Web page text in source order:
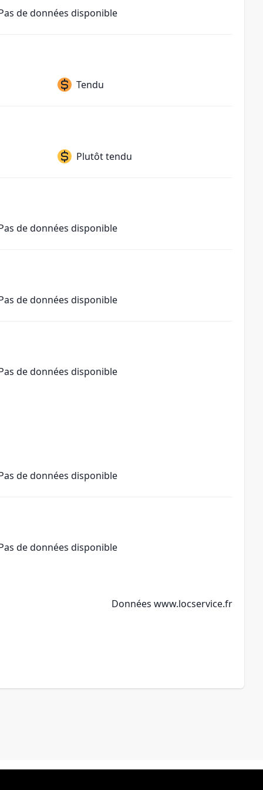
de données disponible
Tendu
Plutôt tendu
de données disponible
de données disponible
de données disponible
de données disponible
de données disponible
Données www.locservice.fr